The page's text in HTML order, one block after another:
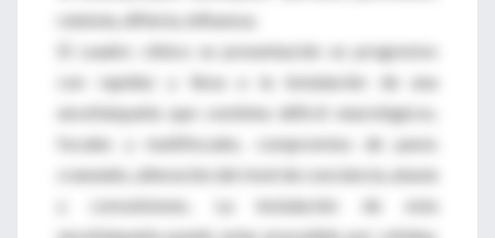
rubéola, difteria, influenza.
El cuadro clínico se presentación es progresivo
con rapidez y lleva a la instalación de una
encefalopatía que combina déficit neurológicos,
focales y multifocales, compromiso de pares
craneales, alteración del nivel de conciencia, ataxia
y convulsiones, La instalación de esta